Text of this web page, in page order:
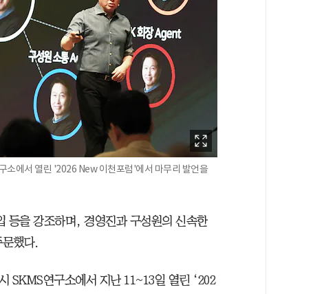
소에서 열린 '2026 New 이천포럼'에서 마무리 발언을
등을 강조하며, 경영진과 구성원의 신속한
했다.
SKMS연구소에서 지난 11~13일 열린 ‘202